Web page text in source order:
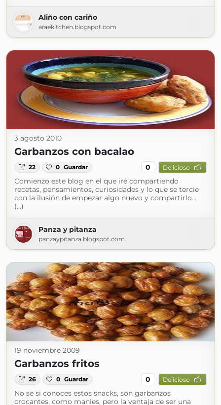
Aliño con cariño
araekitchen.blogspot.com
3 agosto 2010
Garbanzos con bacalao
22 0 Guardar 0 Delicioso
Comienzo este blog en el que iré compartiendo
recetas, pensamientos, curiosidades y lo que se tercie
con la ilusión de empezar algo nuevo y compartirlo...
(...)
Panza y pitanza
panzaypitanza.blogspot.com
19 noviembre 2009
Garbanzos fritos
26 0 Guardar 0 Delicioso
No se si conoces estos snacks, son garbanzos
crocantes, como manies, pero la ventaja de ser una